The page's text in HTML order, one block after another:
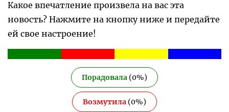
Какое впечатление произвела на вас эта
новость? Нажмите на кнопку ниже и передайте
ей свое настроение!
Порадовала (0%)
Возмутила (0%)